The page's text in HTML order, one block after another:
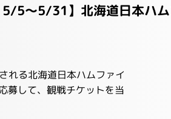
5～5/31】北海道日本ハ
れる北海道日本ハムファイ
募して、観戦チケットを当